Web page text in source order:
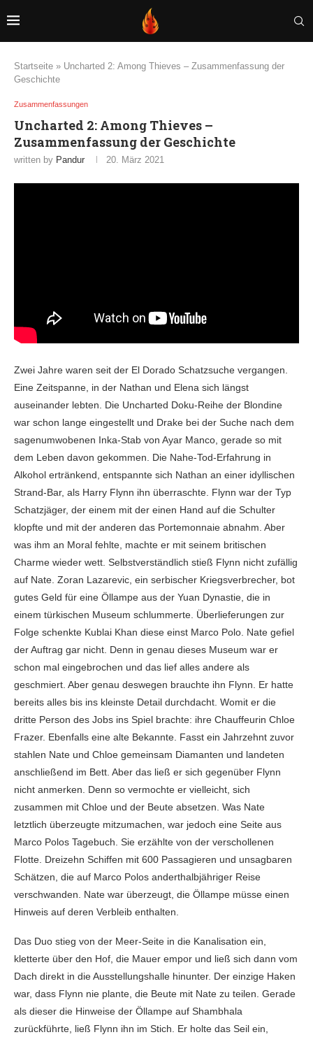
Startseite » Uncharted 2: Among Thieves – Zusammenfassung der
Geschichte
Zusammenfassungen
Uncharted 2: Among Thieves –
Zusammenfassung der Geschichte
written by Pandur 20. März 2021
Zwei Jahre waren seit der El Dorado Schatzsuche vergangen.
Eine Zeitspanne, in der Nathan und Elena sich längst
auseinander lebten. Die Uncharted Doku-Reihe der Blondine
war schon lange eingestellt und Drake bei der Suche nach dem
sagenumwobenen Inka-Stab von Ayar Manco, gerade so mit
dem Leben davon gekommen. Die Nahe-Tod-Erfahrung in
Alkohol ertränkend, entspannte sich Nathan an einer idyllischen
Strand-Bar, als Harry Flynn ihn überraschte. Flynn war der Typ
Schatzjäger, der einem mit der einen Hand auf die Schulter
klopfte und mit der anderen das Portemonnaie abnahm. Aber
was ihm an Moral fehlte, machte er mit seinem britischen
Charme wieder wett. Selbstverständlich stieß Flynn nicht zufällig
auf Nate. Zoran Lazarevic, ein serbischer Kriegsverbrecher, bot
gutes Geld für eine Öllampe aus der Yuan Dynastie, die in
einem türkischen Museum schlummerte. Überlieferungen zur
Folge schenkte Kublai Khan diese einst Marco Polo. Nate gefiel
der Auftrag gar nicht. Denn in genau dieses Museum war er
schon mal eingebrochen und das lief alles andere als
geschmiert. Aber genau deswegen brauchte ihn Flynn. Er hatte
bereits alles bis ins kleinste Detail durchdacht. Womit er die
dritte Person des Jobs ins Spiel brachte: ihre Chauffeurin Chloe
Frazer. Ebenfalls eine alte Bekannte. Fasst ein Jahrzehnt zuvor
stahlen Nate und Chloe gemeinsam Diamanten und landeten
anschließend im Bett. Aber das ließ er sich gegenüber Flynn
nicht anmerken. Denn so vermochte er vielleicht, sich
zusammen mit Chloe und der Beute absetzen. Was Nate
letztlich überzeugte mitzumachen, war jedoch eine Seite aus
Marco Polos Tagebuch. Sie erzählte von der verschollenen
Flotte. Dreizehn Schiffen mit 600 Passagieren und unsagbaren
Schätzen, die auf Marco Polos anderthalbjähriger Reise
verschwanden. Nate war überzeugt, die Öllampe müsse einen
Hinweis auf deren Verbleib enthalten.
Das Duo stieg von der Meer-Seite in die Kanalisation ein,
kletterte über den Hof, die Mauer empor und ließ sich dann vom
Dach direkt in die Ausstellungshalle hinunter. Der einzige Haken
war, dass Flynn nie plante, die Beute mit Nate zu teilen. Gerade
als dieser die Hinweise der Öllampe auf Shambhala
zurückführte, ließ Flynn ihn im Stich. Er holte das Seil ein,